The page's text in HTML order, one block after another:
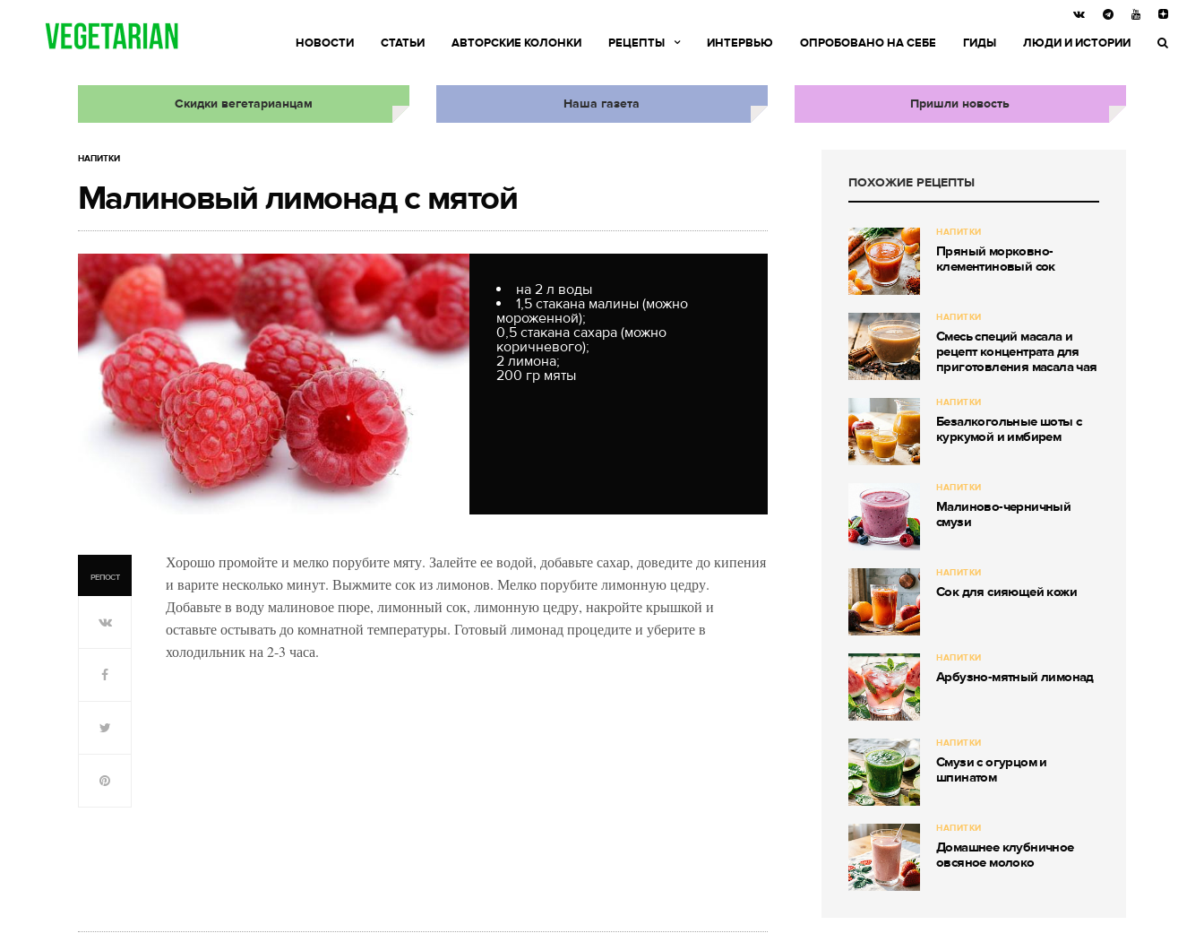
НОВОСТИ СТАТЬИ АВТОРСКИЕ КОЛОНКИ РЕЦЕПТЫ ИНТЕРВЬЮ ОПРОБОВАНО НА СЕБЕ ГИДЫ ЛЮДИ И ИСТОРИИ
Скидки вегетарианцам Наша газета Пришли новость
НАПИТКИ
Малиновый лимонад с мятой
на 2 л воды
1,5 стакана малины (можно
мороженной);
0,5 стакана сахара (можно
коричневого);
2 лимона;
200 гр мяты
РЕПОСТ
Хорошо промойте и мелко порубите мяту. Залейте ее водой, добавьте сахар, доведите до кипения
и варите несколько минут. Выжмите сок из лимонов. Мелко порубите лимонную цедру.
Добавьте в воду малиновое пюре, лимонный сок, лимонную цедру, накройте крышкой и
оставьте остывать до комнатной температуры. Готовый лимонад процедите и уберите в
холодильник на 2-3 часа.
ПОХОЖИЕ РЕЦЕПТЫ
НАПИТКИ
Пряный морковно-
клементиновый сок
НАПИТКИ
Смесь специй масала и
рецепт концентрата для
приготовления масала чая
НАПИТКИ
Безалкогольные шоты с
куркумой и имбирем
НАПИТКИ
Малиново-черничный
смузи
НАПИТКИ
Сок для сияющей кожи
НАПИТКИ
Арбузно-мятный лимонад
НАПИТКИ
Смузи с огурцом и
шпинатом
НАПИТКИ
Домашнее клубничное
овсяное молоко